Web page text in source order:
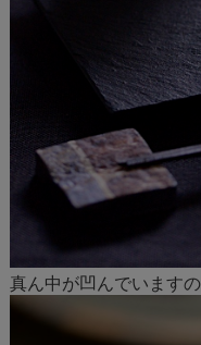
真ん中が凹んでいます